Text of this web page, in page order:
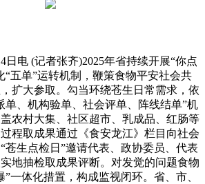
电 (记者张齐)2025年省持续开展“你点
“五单”运转机制，鞭策食物平安社会共
扩大参取。勾当环绕苍生日常需求，依
单、机构验单、社会评单、阵线结单”机
农村大集、社区超市、乳成品、红肠等
程取成果通过《食安龙江》栏目向社会
苍生点检日”邀请代表、政协委员、代表
地抽检取成果评断。对发觉的问题食物
”一体化措置，构成监视闭环。省、市、